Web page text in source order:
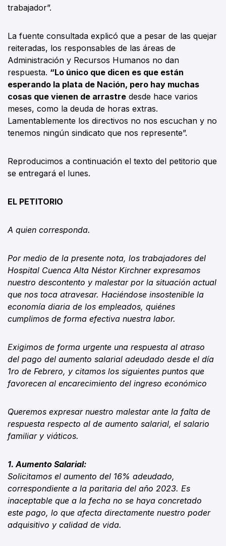
trabajador”.
La fuente consultada explicó que a pesar de las quejar
reiteradas, los responsables de las áreas de
Administración y Recursos Humanos no dan
respuesta. “Lo único que dicen es que están
esperando la plata de Nación, pero hay muchas
cosas que vienen de arrastre desde hace varios
meses, como la deuda de horas extras.
Lamentablemente los directivos no nos escuchan y no
tenemos ningún sindicato que nos represente”.
Reproducimos a continuación el texto del petitorio que
se entregará el lunes.
EL PETITORIO
A quien corresponda.
Por medio de la presente nota, los trabajadores del
Hospital Cuenca Alta Néstor Kirchner expresamos
nuestro descontento y malestar por la situación actual
que nos toca atravesar. Haciéndose insostenible la
economía diaria de los empleados, quiénes
cumplimos de forma efectiva nuestra labor.
Exigimos de forma urgente una respuesta al atraso
del pago del aumento salarial adeudado desde el día
1ro de Febrero, y citamos los siguientes puntos que
favorecen al encarecimiento del ingreso económico
Queremos expresar nuestro malestar ante la falta de
respuesta respecto al de aumento salarial, el salario
familiar y viáticos.
1. Aumento Salarial:
Solicitamos el aumento del 16% adeudado,
correspondiente a la paritaria del año 2023. Es
inaceptable que a la fecha no se haya concretado
este pago, lo que afecta directamente nuestro poder
adquisitivo y calidad de vida.